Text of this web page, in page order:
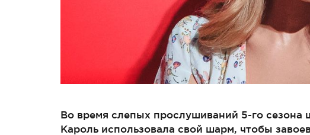
Во время слепых прослушиваний 5-го сезона
Кароль использовала свой шарм, чтобы